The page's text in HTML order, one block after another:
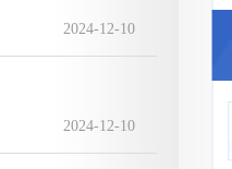
2024-12-10
2024-12-10